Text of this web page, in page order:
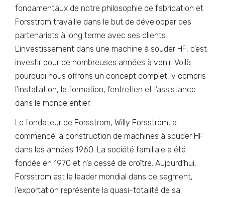
fondamentaux de notre philosophie de fabrication et
Forsstrom travaille dans le but de développer des
partenariats à long terme avec ses clients.
L’investissement dans une machine à souder HF, c’est
investir pour de nombreuses années à venir. Voilà
pourquoi nous offrons un concept complet, y compris
l’installation, la formation, l’entretien et l’assistance
dans le monde entier.
Le fondateur de Forsstrom, Willy Forsström, a
commencé la construction de machines à souder HF
dans les années 1960. La société familiale a été
fondée en 1970 et n’a cessé de croître. Aujourd’hui,
Forsstrom est le leader mondial dans ce segment,
l’exportation représente la quasi-totalité de sa